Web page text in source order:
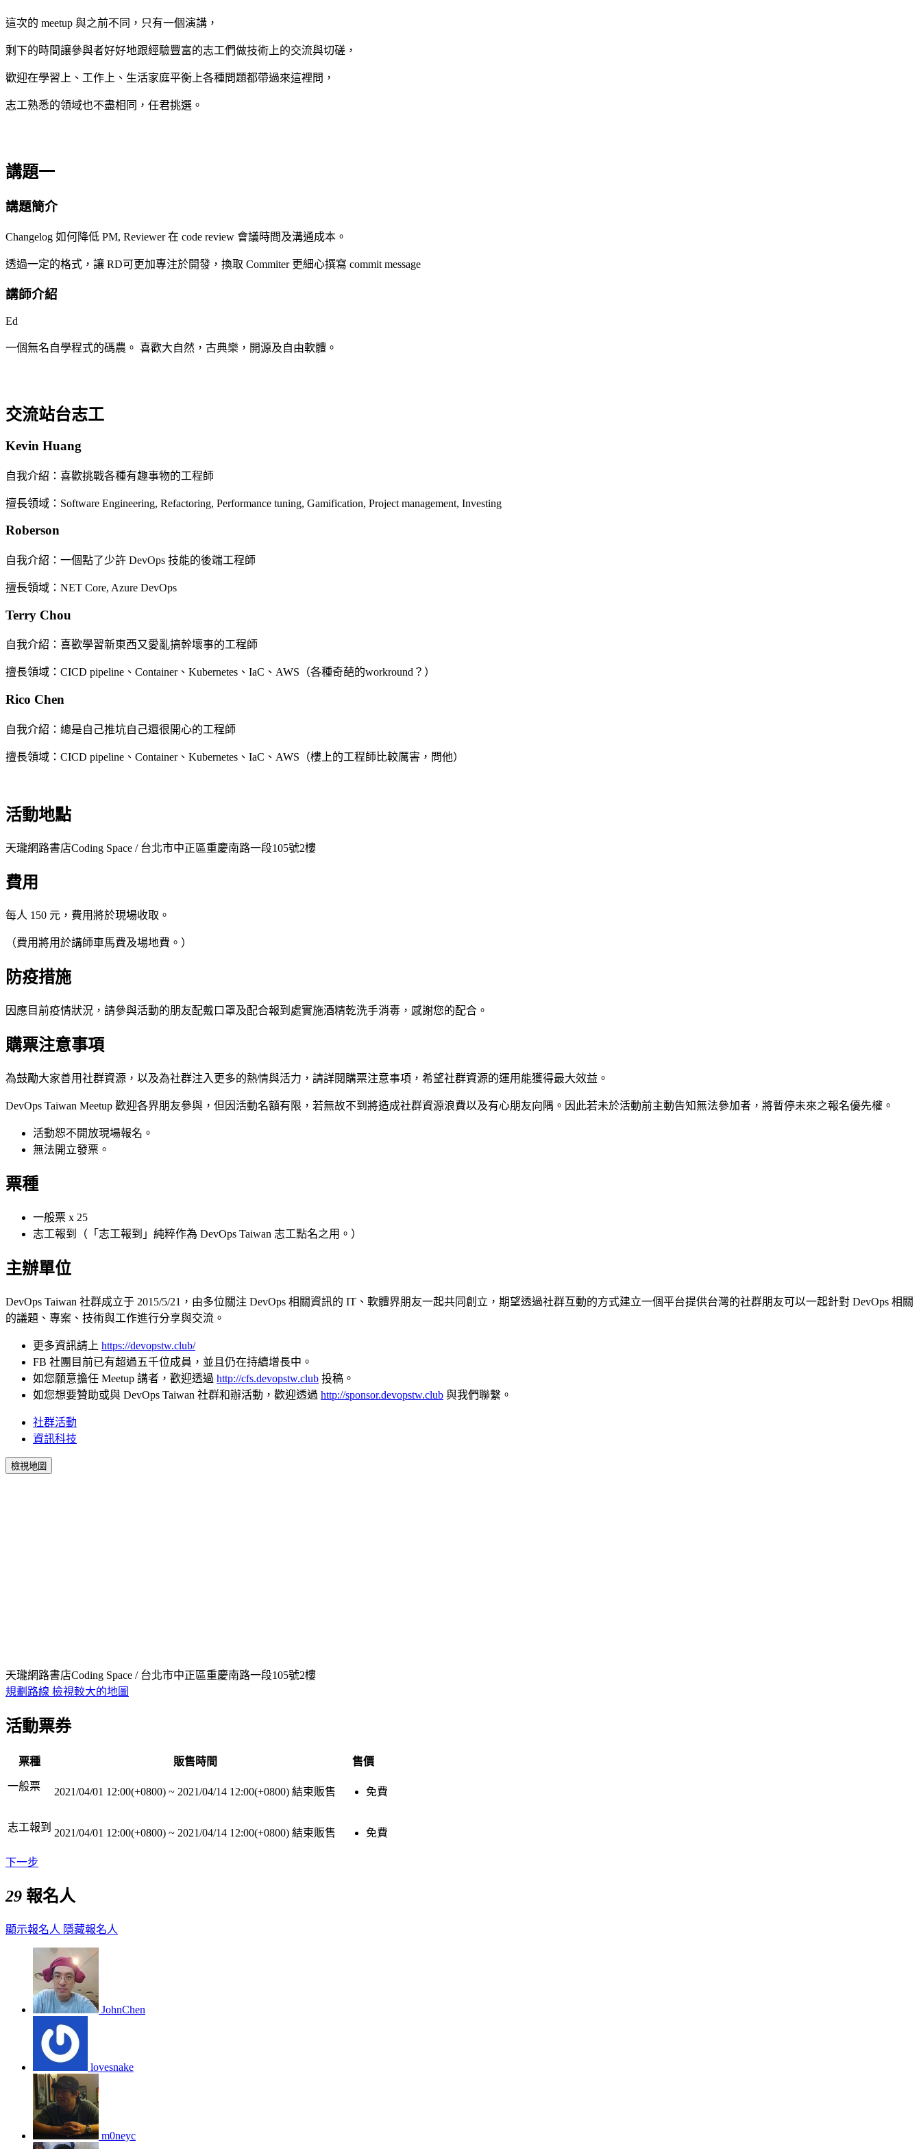
這次的 meetup 與之前不同，只有一個演講，
剩下的時間讓參與者好好地跟經驗豐富的志工們做技術上的交流與切磋，
歡迎在學習上、工作上、生活家庭平衡上各種問題都帶過來這裡問，
志工熟悉的領域也不盡相同，任君挑選。
講題一
講題簡介
Changelog 如何降低 PM, Reviewer 在 code review 會議時間及溝通成本。
透過一定的格式，讓 RD可更加專注於開發，換取 Commiter 更細心撰寫 commit message
講師介紹
Ed
一個無名自學程式的碼農。 喜歡大自然，古典樂，開源及自由軟體。
交流站台志工
Kevin Huang
自我介紹：喜歡挑戰各種有趣事物的工程師
擅長領域：Software Engineering, Refactoring, Performance tuning, Gamification, Project management, Investing
Roberson
自我介紹：一個點了少許 DevOps 技能的後端工程師
擅長領域：NET Core, Azure DevOps
Terry Chou
自我介紹：喜歡學習新東西又愛亂搞幹壞事的工程師
擅長領域：CICD pipeline、Container、Kubernetes、IaC、AWS（各種奇葩的workround？）
Rico Chen
自我介紹：總是自己推坑自己還很開心的工程師
擅長領域：CICD pipeline、Container、Kubernetes、IaC、AWS（樓上的工程師比較厲害，問他）
活動地點
天瓏網路書店Coding Space / 台北市中正區重慶南路一段105號2樓
費用
每人 150 元，費用將於現場收取。
（費用將用於講師車馬費及場地費。）
防疫措施
因應目前疫情狀況，請參與活動的朋友配戴口罩及配合報到處實施酒精乾洗手消毒，感謝您的配合。
購票注意事項
為鼓勵大家善用社群資源，以及為社群注入更多的熱情與活力，請詳閱購票注意事項，希望社群資源的運用能獲得最大效益。
DevOps Taiwan Meetup 歡迎各界朋友參與，但因活動名額有限，若無故不到將造成社群資源浪費以及有心朋友向隅。因此若未於活動前主動告知無法參加者，將暫停未來之報名優先權。
活動恕不開放現場報名。
無法開立發票。
票種
一般票 x 25
志工報到（「志工報到」純粹作為 DevOps Taiwan 志工點名之用。）
主辦單位
DevOps Taiwan 社群成立于 2015/5/21，由多位關注 DevOps 相關資訊的 IT、軟體界朋友一起共同創立，期望透過社群互動的方式建立一個平台提供台灣的社群朋友可以一起針對 DevOps 相關
的議題、專案、技術與工作進行分享與交流。
更多資訊請上 https://devopstw.club/
FB 社團目前已有超過五千位成員，並且仍在持續增長中。
如您願意擔任 Meetup 講者，歡迎透過 http://cfs.devopstw.club 投稿。
如您想要贊助或與 DevOps Taiwan 社群和辦活動，歡迎透過 http://sponsor.devopstw.club 與我們聯繫。
社群活動
資訊科技
檢視地圖
天瓏網路書店Coding Space / 台北市中正區重慶南路一段105號2樓
規劃路線 檢視較大的地圖
活動票券
票種 販售時間 售價
一般票 2021/04/01 12:00(+0800) ~ 2021/04/14 12:00(+0800) 結束販售 免費
志工報到 2021/04/01 12:00(+0800) ~ 2021/04/14 12:00(+0800) 結束販售 免費
下一步
29 報名人
顯示報名人 隱藏報名人
JohnChen
lovesnake
m0neyc